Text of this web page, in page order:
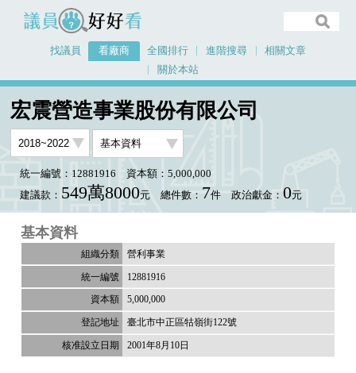
議員好好看
找議員 看廠商 全國排行 進階搜尋
相關文章
關於本站
首頁
宏震營造事業股份有限公司
統一編號：12881916
資本額：5,000,000
建議款： 549萬8000元 總件數： 7件 政治獻金： 0元
基本資料
營利事業
12881916
5,000,000
臺北市中正區牯嶺街122號
2001年8月10日